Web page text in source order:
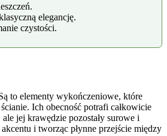
elegancję.
czystości.
to elementy wykończeniowe, które
Ich obecność potrafi całkowicie
jej krawędzie pozostały surowe i
i tworząc płynne przejście między